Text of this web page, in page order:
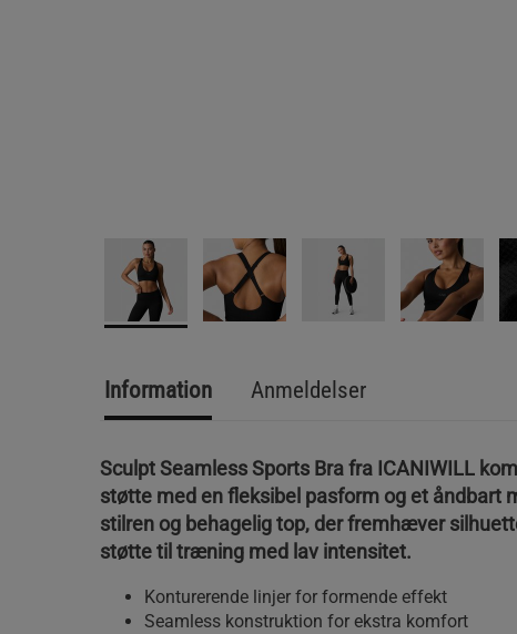
Information Anmeldelser
Sculpt Seamless Sports Bra fra ICANIWILL
støtte med en fleksibel pasform og et åndbart
stilren og behagelig top, der fremhæver
støtte til træning med lav intensitet.
Konturerende linjer for formende effekt
Seamless konstruktion for ekstra komfort